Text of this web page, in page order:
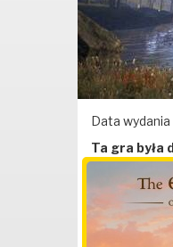
Data
Ta gra była